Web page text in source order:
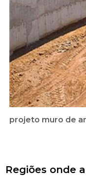
projeto muro de
Regiões onde